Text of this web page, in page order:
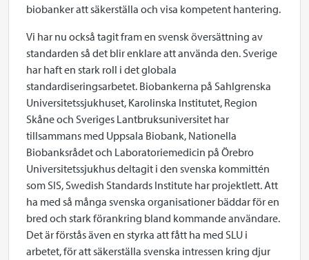
biobanker att säkerställa och visa kompetent hantering.
Vi har nu också tagit fram en svensk översättning av
standarden så det blir enklare att använda den. Sverige
har haft en stark roll i det globala
standardiseringsarbetet. Biobankerna på Sahlgrenska
Universitetssjukhuset, Karolinska Institutet, Region
Skåne och Sveriges Lantbruksuniversitet har
tillsammans med Uppsala Biobank, Nationella
Biobanksrådet och Laboratoriemedicin på Örebro
Universitetssjukhus deltagit i den svenska kommittén
som SIS, Swedish Standards Institute har projektlett. Att
ha med så många svenska organisationer bäddar för en
bred och stark förankring bland kommande användare.
Det är förstås även en styrka att fått ha med SLU i
arbetet, för att säkerställa svenska intressen kring djur